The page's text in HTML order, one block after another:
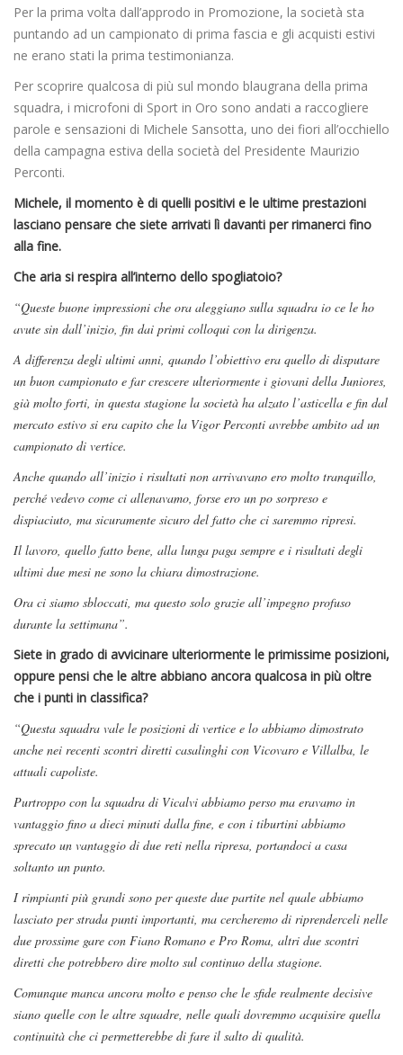
Per la prima volta dall’approdo in Promozione, la società sta
puntando ad un campionato di prima fascia e gli acquisti estivi
ne erano stati la prima testimonianza.
Per scoprire qualcosa di più sul mondo blaugrana della prima
squadra, i microfoni di Sport in Oro sono andati a raccogliere
parole e sensazioni di Michele Sansotta, uno dei fiori all’occhiello
della campagna estiva della società del Presidente Maurizio
Perconti.
Michele, il momento è di quelli positivi e le ultime prestazioni
lasciano pensare che siete arrivati lì davanti per rimanerci fino
alla fine.
Che aria si respira all’interno dello spogliatoio?
“Queste buone impressioni che ora aleggiano sulla squadra io ce le ho
avute sin dall’inizio, fin dai primi colloqui con la dirigenza.
A differenza degli ultimi anni, quando l’obiettivo era quello di disputare
un buon campionato e far crescere ulteriormente i giovani della Juniores,
già molto forti, in questa stagione la società ha alzato l’asticella e fin dal
mercato estivo si era capito che la Vigor Perconti avrebbe ambito ad un
campionato di vertice.
Anche quando all’inizio i risultati non arrivavano ero molto tranquillo,
perché vedevo come ci allenavamo, forse ero un po sorpreso e
dispiaciuto, ma sicuramente sicuro del fatto che ci saremmo ripresi.
Il lavoro, quello fatto bene, alla lunga paga sempre e i risultati degli
ultimi due mesi ne sono la chiara dimostrazione.
Ora ci siamo sbloccati, ma questo solo grazie all’impegno profuso
durante la settimana”.
Siete in grado di avvicinare ulteriormente le primissime posizioni,
oppure pensi che le altre abbiano ancora qualcosa in più oltre
che i punti in classifica?
“Questa squadra vale le posizioni di vertice e lo abbiamo dimostrato
anche nei recenti scontri diretti casalinghi con Vicovaro e Villalba, le
attuali capoliste.
Purtroppo con la squadra di Vicalvi abbiamo perso ma eravamo in
vantaggio fino a dieci minuti dalla fine, e con i tiburtini abbiamo
sprecato un vantaggio di due reti nella ripresa, portandoci a casa
soltanto un punto.
I rimpianti più grandi sono per queste due partite nel quale abbiamo
lasciato per strada punti importanti, ma cercheremo di riprenderceli nelle
due prossime gare con Fiano Romano e Pro Roma, altri due scontri
diretti che potrebbero dire molto sul continuo della stagione.
Comunque manca ancora molto e penso che le sfide realmente decisive
siano quelle con le altre squadre, nelle quali dovremmo acquisire quella
continuità che ci permetterebbe di fare il salto di qualità.